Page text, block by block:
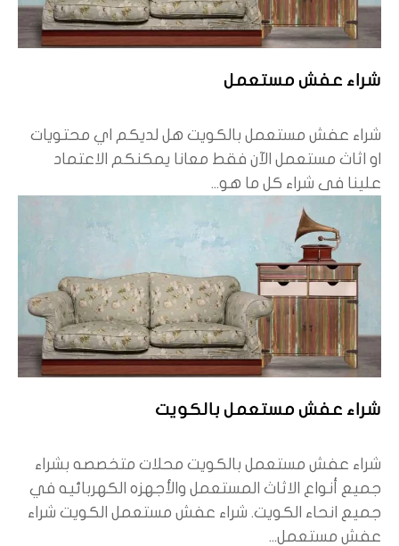
شراء عفش مستعمل
شراء عفش مستعمل بالكويت هل لديكم اي محتويات
او اثاث مستعمل الآن فقط معانا يمكنكم الاعتماد
علينا فى شراء كل ما هو...
شراء عفش مستعمل بالكويت
شراء عفش مستعمل بالكويت محلات متخصصه بشراء
جميع أنواع الاثاث المستعمل والأجهزه الكهربائيه في
جميع انحاء الكويت. شراء عفش مستعمل الكويت شراء
عفش مستعمل...